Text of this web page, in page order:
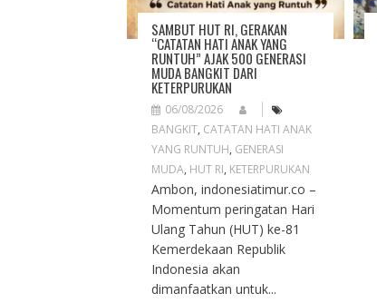
O
N
SAMBUT HUT RI, GERAKAN
“CATATAN HATI ANAK YANG
RUNTUH” AJAK 500 GENERASI
MUDA BANGKIT DARI
KETERPURUKAN
06/08/2026
BANGKIT, CATATAN HATI ANAK
YANG RUNTUH, GENERASI
MUDA, HUT RI, KETERPURUKAN
Ambon, indonesiatimur.co –
Momentum peringatan Hari
Ulang Tahun (HUT) ke-81
Kemerdekaan Republik
Indonesia akan
dimanfaatkan untuk...